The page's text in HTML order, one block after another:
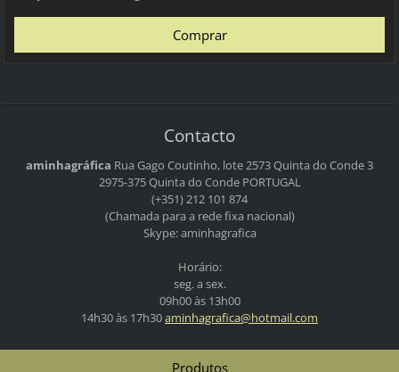
Contacto
aminhagráfica Rua Gago Coutinho, lote 2573Quinta do Conde 3
2975-375 Quinta do CondePORTUGAL
(+351) 212 101 874
(Chamada para a rede fixa nacional)
Skype: aminhagrafica
Horário:
seg. a sex.
09h00 às 13h00
14h30 às 17h30aminhagrafica@hotmail.com
Produtos